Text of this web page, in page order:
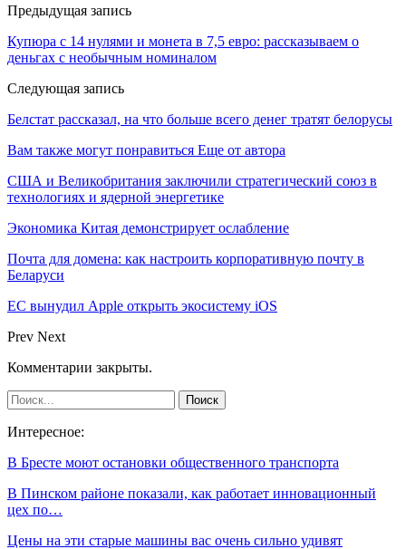
Предыдущая запись
Купюра с 14 нулями и монета в 7,5 евро: рассказываем о
деньгах с необычным номиналом
Следующая запись
Белстат рассказал, на что больше всего денег тратят белорусы
Вам также могут понравиться Еще от автора
США и Великобритания заключили стратегический союз в
технологиях и ядерной энергетике
Экономика Китая демонстрирует ослабление
Почта для домена: как настроить корпоративную почту в
Беларуси
ЕС вынудил Apple открыть экосистему iOS
Prev Next
Комментарии закрыты.
Интересное:
В Бресте моют остановки общественного транспорта
В Пинском районе показали, как работает инновационный
цех по…
Цены на эти старые машины вас очень сильно удивят